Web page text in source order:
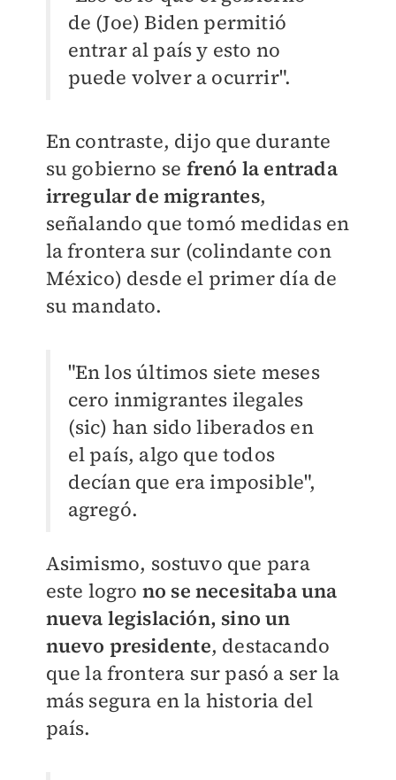
de (Joe) Biden permitió
entrar al país y esto no
puede volver a ocurrir".
En contraste, dijo que durante
su gobierno se frenó la entrada
irregular de migrantes,
señalando que tomó medidas en
la frontera sur (colindante con
México) desde el primer día de
su mandato.
"En los últimos siete meses
cero inmigrantes ilegales
(sic) han sido liberados en
el país, algo que todos
decían que era imposible",
agregó.
Asimismo, sostuvo que para
este logro no se necesitaba una
nueva legislación, sino un
nuevo presidente, destacando
que la frontera sur pasó a ser la
más segura en la historia del
país.